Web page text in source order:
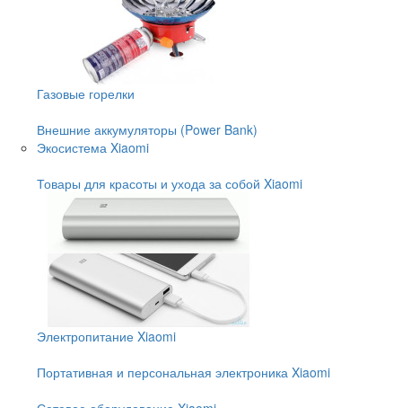
Газовые горелки
Внешние аккумуляторы (Power Bank)
Экосистема Xiaomi
Товары для красоты и ухода за собой Xiaomi
Электропитание Xiaomi
Портативная и персональная электроника Xiaomi